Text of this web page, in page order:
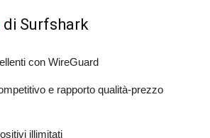
di Surfshark
con WireGuard
e rapporto qualità-prezzo
illimitati